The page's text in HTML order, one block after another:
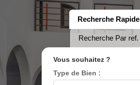
Recherche Rapide
Recherche Par ref.
Vous souhaitez ?
Type de Bien :